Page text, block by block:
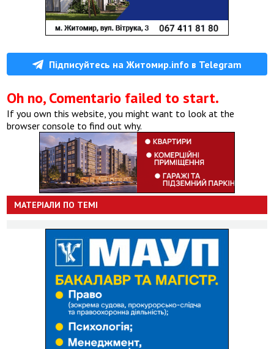
Підписуйтесь на Житомир.info в Telegram
Oh no, Comentario failed to start.
If you own this website, you might want to look at the
browser console to find out why.
МАТЕРІАЛИ ПО ТЕМІ